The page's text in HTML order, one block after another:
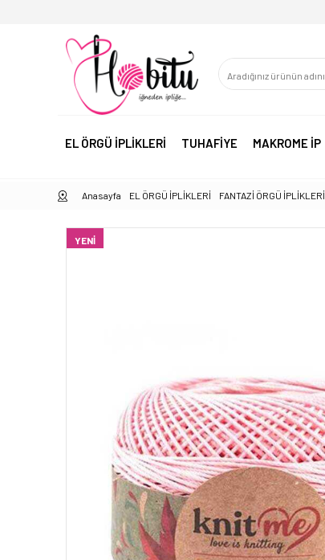
EL ÖRGÜ İPLİKLERİ TUHAFİYE MAKROME İP
Anasayfa EL ÖRGÜ İPLİKLERİ FANTAZİ ÖRGÜ İPLİKLERİ
YENI